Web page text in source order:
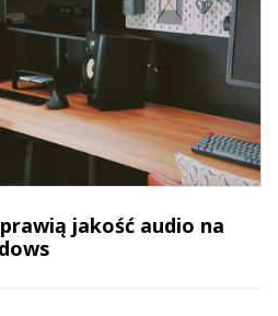
jakość audio na